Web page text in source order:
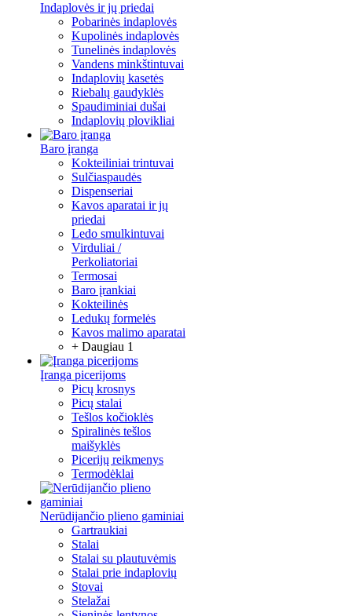
Indaplovės ir jų priedai
Pobarinės indaplovės
Kupolinės indaplovės
Tunelinės indaplovės
Vandens minkštintuvai
Indaplovių kasetės
Riebalų gaudyklės
Spaudiminiai dušai
Indaplovių plovikliai
Baro įranga
Kokteiliniai trintuvai
Sulčiaspaudės
Dispenseriai
Kavos aparatai ir jų
priedai
Ledo smulkintuvai
Virduliai /
Perkoliatoriai
Termosai
Baro įrankiai
Kokteilinės
Ledukų formelės
Kavos malimo aparatai
+ Daugiau 1
Įranga picerijoms
Picų krosnys
Picų stalai
Tešlos kočioklės
Spiralinės tešlos
maišyklės
Picerijų reikmenys
Termodėklai
Nerūdijančio plieno gaminiai
Gartraukiai
Stalai
Stalai su plautuvėmis
Stalai prie indaplovių
Stovai
Stelažai